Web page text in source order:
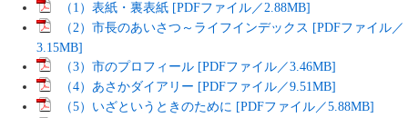
（1）表紙・裏表紙 [PDFファイル／2.88MB]
（2）市長のあいさつ～ライフインデックス [PDFファイル／
3.15MB]
（3）市のプロフィール [PDFファイル／3.46MB]
（4）あさかダイアリー [PDFファイル／9.51MB]
（5）いざというときのために [PDFファイル／5.88MB]